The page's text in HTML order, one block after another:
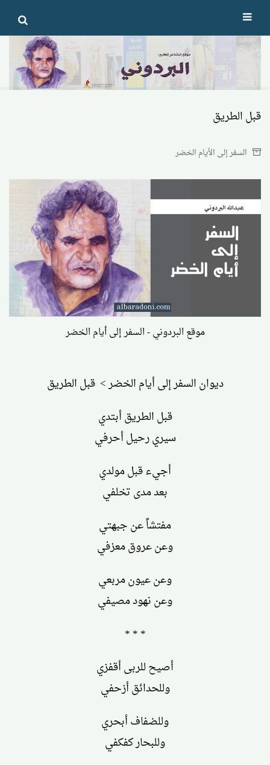
Skip
to
content
قبل الطريق
السفر إلى الأيام الخضر
موقع البردوني - السفر إلى أيام الخضر
ديوان السفر إلى أيام الخضر > قبل الطريق
قبل الطريق أبتدي
سيري رحيل أحرفي
أجيء قبل مولدي
بعد مدى تخلفي
مفتشاً عن جبهتي
وعن عروق معزفي
وعن عيون مربعي
وعن نهود مصيفي
* * *
أصيح للربى أقفزي
وللحدائق أزحفي
وللضفاف أبحري
وللبحار كفكفي